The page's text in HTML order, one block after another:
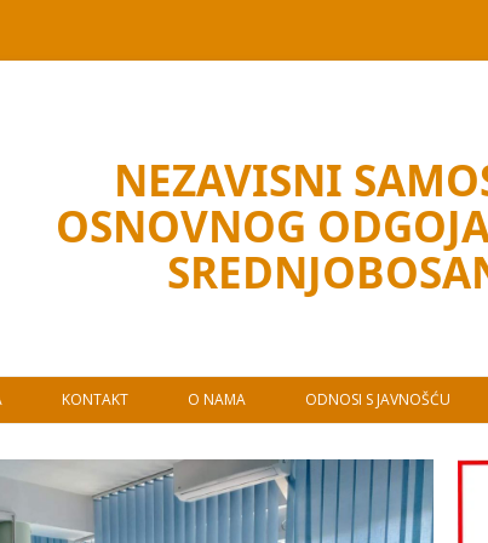
NEZAVISNI
OSNOVNOG
KONTAKT O NAMA ODNOSI S JAVNOŠĆU